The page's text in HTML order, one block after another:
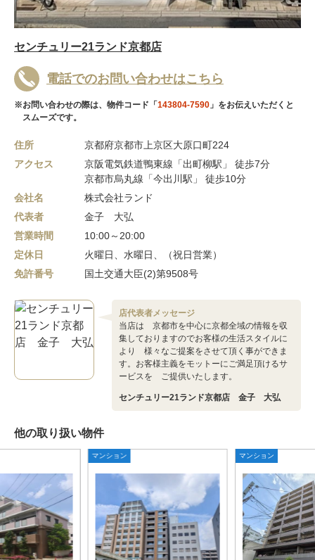
センチュリー21ランド京都店
電話でのお問い合わせはこちら
※お問い合わせの際は、物件コード「143804-7590 」をお伝えいただくと
スムーズです。
住所
京都府京都市上京区大原口町224
アクセス
京阪電気鉄道鴨東線「出町柳駅」 徒歩7分
京都市烏丸線「今出川駅」 徒歩10分
会社名
株式会社ランド
代表者
金子 大弘
営業時間
10:00～20:00
定休日
火曜日、水曜日、（祝日営業）
免許番号
国土交通大臣(2)第9508号
店代表者メッセージ
当店は 京都市を中心に京都全域の情報を収
集しておりますのでお客様の生活スタイルに
より 様々なご提案をさせて頂く事ができま
す。お客様主義をモットーにご満足頂けるサ
ービスを ご提供いたします。
センチュリー21ランド京都店 金子 大弘
他の取り扱い物件
マンション マンション